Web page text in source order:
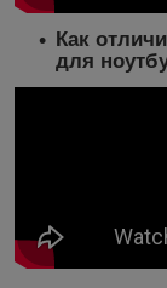
Как
для